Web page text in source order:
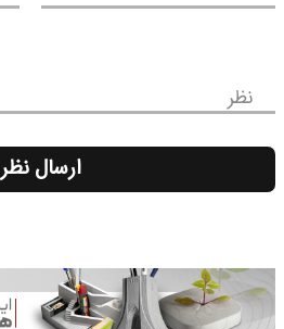
نظر
ارسال نظر